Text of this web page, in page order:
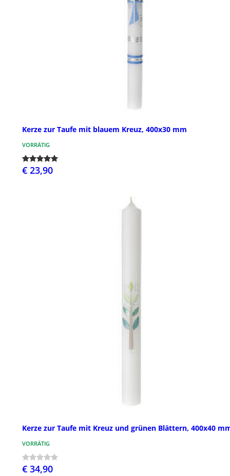
Kerze zur Taufe mit blauem Kreuz, 400x30 mm
VORRÄTIG
€ 23,90
Kerze zur Taufe mit Kreuz und grünen Blättern, 400x40
VORRÄTIG
€ 34,90